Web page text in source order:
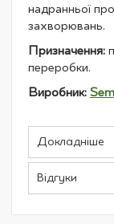
надранньої
захворювань.
Призначення:
переробки.
Виробник:
Докладніше
Відгуки